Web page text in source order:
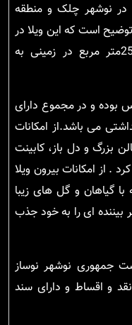
در نوشهر چلک و منطقه
است که این ویلا در
شمال نوشهر با متراژی به اندازه 250متر مربع در زمینی به
بوده و در مجموع دارای
می باشد.از امکانات
بزرگ و دل باز، کابینت
. از امکانات بیرون ویلا
گیاهان و گل های زیبا
ای را به خود جذب
جمهوری نوشهر نوساز
و اقساط و دارای سند